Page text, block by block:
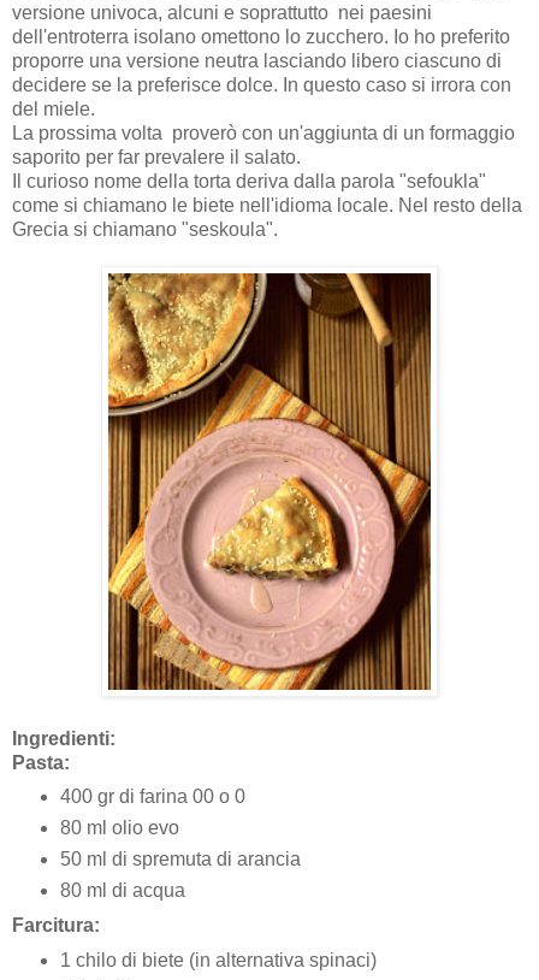
versione univoca, alcuni e soprattutto nei paesini
dell'entroterra isolano omettono lo zucchero. Io ho preferito
proporre una versione neutra lasciando libero ciascuno di
decidere se la preferisce dolce. In questo caso si irrora con
del miele.
La prossima volta proverò con un'aggiunta di un formaggio
saporito per far prevalere il salato.
Il curioso nome della torta deriva dalla parola "sefoukla"
come si chiamano le biete nell'idioma locale. Nel resto della
Grecia si chiamano "seskoula".
Ingredienti:
Pasta:
400 gr di farina 00 o 0
80 ml olio evo
50 ml di spremuta di arancia
80 ml di acqua
Farcitura:
1 chilo di biete (in alternativa spinaci)